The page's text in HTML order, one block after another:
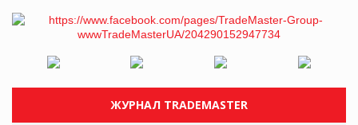
ЖУРНАЛ TRADEMASTER